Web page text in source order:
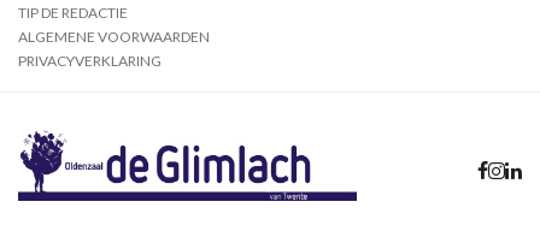
TIP DE REDACTIE
ALGEMENE VOORWAARDEN
PRIVACYVERKLARING